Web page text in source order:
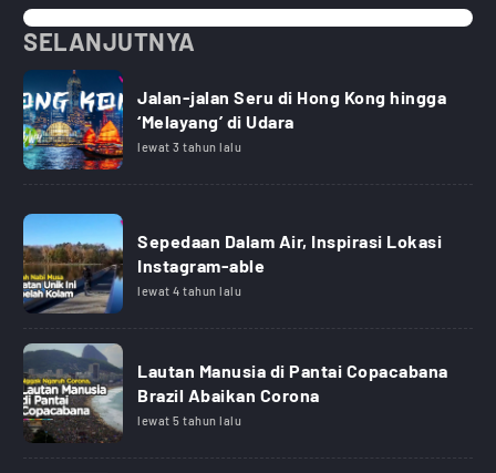
SELANJUTNYA
Jalan-jalan Seru di Hong Kong hingga
‘Melayang’ di Udara
lewat 3 tahun lalu
Sepedaan Dalam Air, Inspirasi Lokasi
Instagram-able
lewat 4 tahun lalu
Lautan Manusia di Pantai Copacabana
Brazil Abaikan Corona
lewat 5 tahun lalu